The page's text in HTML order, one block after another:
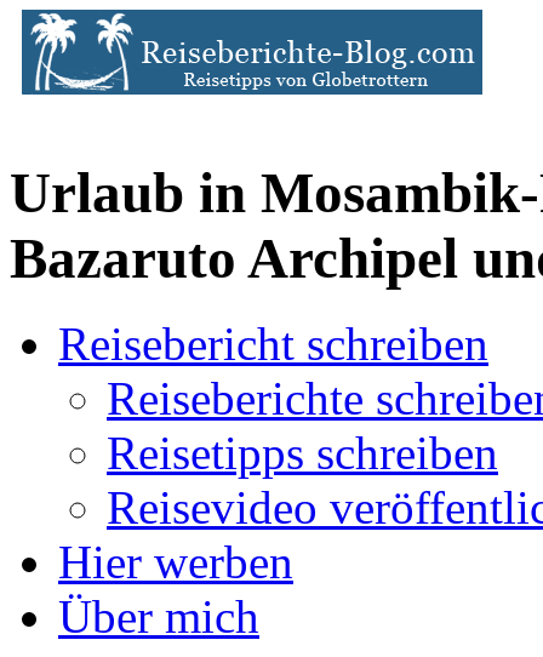
Urlaub in
Bazaruto Archipel
Reisebericht schreiben
Reiseberichte
Reisetipps schreiben
Reisevideo
Hier werben
Über mich